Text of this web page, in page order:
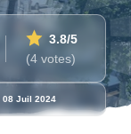
3.8/5
(4 votes)
08 Juil 2024